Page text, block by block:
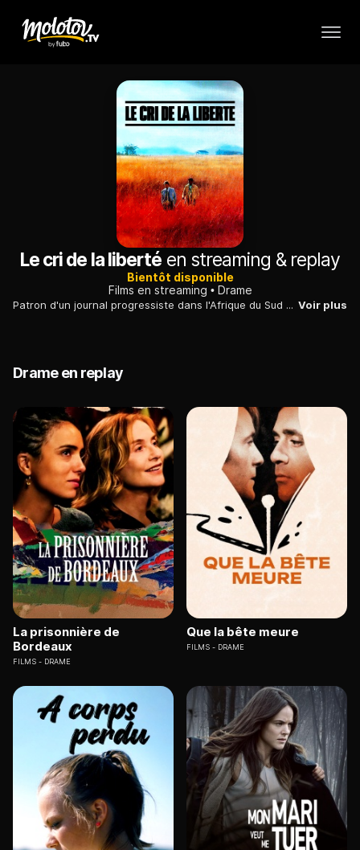
Le cri de la liberté en streaming & replay
Bientôt disponible
Films en streaming
Drame
Patron d'un journal progressiste dans l'Afrique du Sud de l'apartheid, un journaliste blanc, solidaire dans le combat pour l'égalité des droits entre les communautés, voit bientôt sa vie et celle de sa famille menacées par le pouvoir politique afrikaner. Voir plus
Drame en replay
La prisonnière de
Bordeaux
FILMS DRAME
Que la bête meure
FILMS DRAME